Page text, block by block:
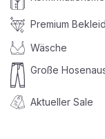
Premium
Wäsche
Große
Aktueller Sale